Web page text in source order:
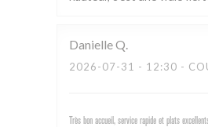
DanielleQ
2026-07-31 - 12:30 -
Très bon accueil, service rapide et plats